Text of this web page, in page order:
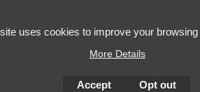
uses cookies to improve your
More Details
Accept Opt out